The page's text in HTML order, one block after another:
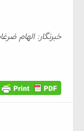
خبرنگار: الهام